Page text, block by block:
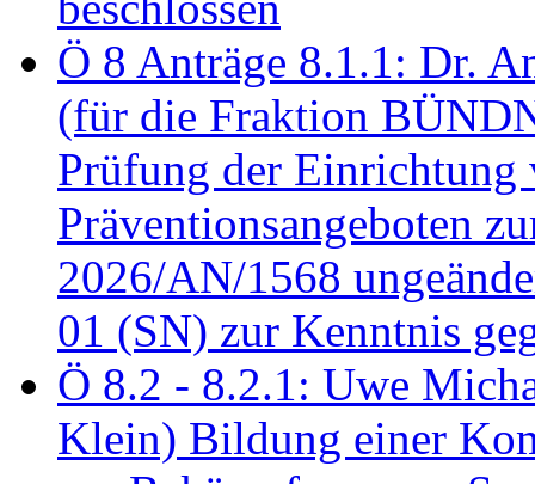
Ö 8 Anträge 8.1.1: Dr.
(für die Fraktion
Prüfung der Einrichtung
Präventionsangeboten
2026/AN/1568
01 (SN) zur Kenntnis
Ö 8.2 - 8.2.1: Uwe
Klein) Bildung einer